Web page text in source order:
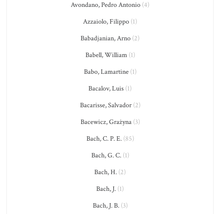
Avondano, Pedro Antonio (4)
Azzaiolo, Filippo (1)
Babadjanian, Arno (2)
Babell, William(1)
Babo, Lamartine(1)
Bacalov, Luis (1)
Bacarisse, Salvador(2)
Bacewicz, Grażyna(3)
Bach, C. P. E.(85)
Bach, G. C.(1)
Bach, H. (2)
Bach, J. (1)
Bach, J. B.(3)